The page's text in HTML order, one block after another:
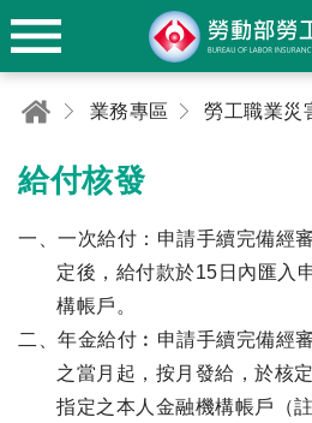
業務專區 勞工職業災
給付核發
一、一次給付：申請手續完備經
定後，給付款於15日內匯入
構帳戶。
二、年金給付︰申請手續完備經
之當月起，按月發給，於核
指定之本人金融機構帳戶（